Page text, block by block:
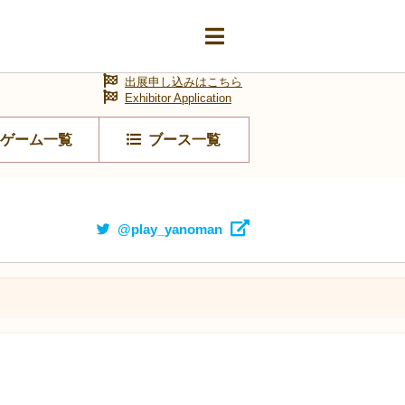
ゲーム一覧 ブース一覧
出展申し込みはこちら
Exhibitor Application
@play_yanoman